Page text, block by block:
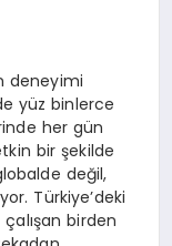
deneyimi
yüz binlerce
her gün
bir şekilde
değil,
Türkiye’deki
birden